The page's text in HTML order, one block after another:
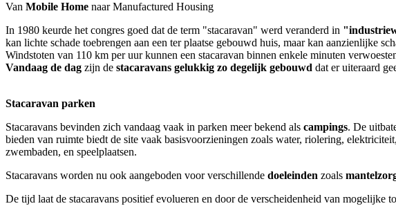
Van Mobile Home naar Manufactured Housing
In 1980 keurde het congres goed dat de term "stacaravan" werd veranderd in
kan lichte schade toebrengen aan een ter plaatse gebouwd huis, maar kan aanzienlijke
Windstoten van 110 km per uur kunnen een stacaravan binnen enkele minuten
Vandaag de dag zijn de stacaravans gelukkig zo degelijk gebouwd dat er uiteraard
Stacaravan parken
Stacaravans bevinden zich vandaag vaak in parken meer bekend als campings. De
bieden van ruimte biedt de site vaak basisvoorzieningen zoals water, riolering,
zwembaden, en speelplaatsen.
Stacaravans worden nu ook aangeboden voor verschillende doeleinden zoals
De tijd laat de stacaravans positief evolueren en door de verscheidenheid van mogelijke